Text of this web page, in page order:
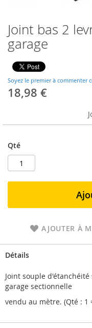
Joint bas 2
garage
Soyez le premier à commenter
18,98 €
Qté
AJOUTER À
Détails
Joint souple
garage sectionnelle
vendu au mètre. (Qté : 1